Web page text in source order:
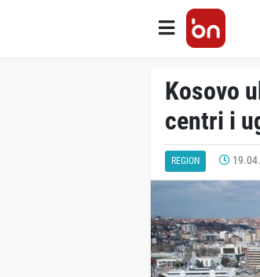
Kosovo
centri i
REGION